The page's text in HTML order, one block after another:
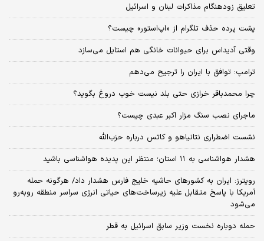
تعلیق زودهنگام مذاکرات لبنان و اسرائیل
پشت پرده حذف تلگرام از «اپ‌استور» چیست؟
وقتی آدیداس برای حیوانات خانگی هم استایل می‌سازد
ترامپ: توافق با ایران را ترجیح می‌دهم
چرا محمدباقر خرازی حتی بلد نیست خوب دروغ بگوید؟
ماجرای نصب سنگ مزار اکبر عبدی چیست؟
نشست اضطراری نتانیاهو و کاتس درباره حزب‌الله
هشدار هواشناسی به ۱۱ استان؛ منتظر این پدیده هواشناسی باشید
رویترز: ایران به کشورهای حاشیه خلیج فارس هشدار داد/ هرگونه حمله
آمریکا با پاسخ متقابل علیه زیرساخت‌های حیاتی انرژی سراسر منطقه روبه‌رو
می‌شود
حمله دوباره نخست وزیر سابق اسرائیل به قطر